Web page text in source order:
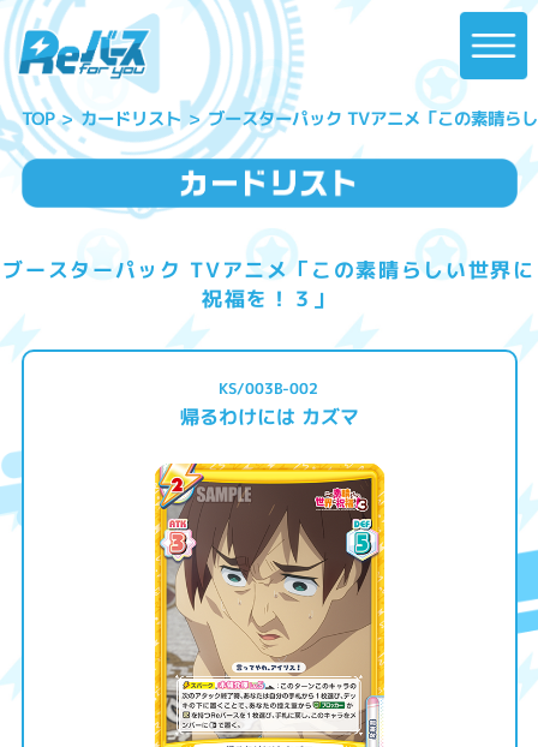
TOP カードリスト ブースターパック TVアニメ「この素晴ら
ブースターパック TVアニメ「この素晴らしい世界に
祝福を！３」
KS/003B-002
帰るわけには カズマ